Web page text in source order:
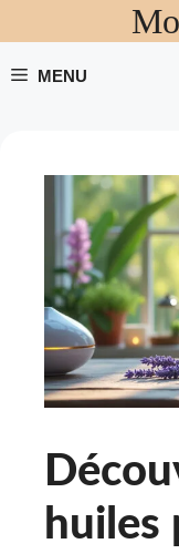
au
contenuMENU
huiles